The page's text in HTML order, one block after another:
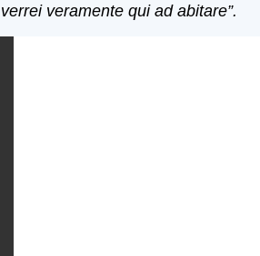
veramente qui ad abitare”.